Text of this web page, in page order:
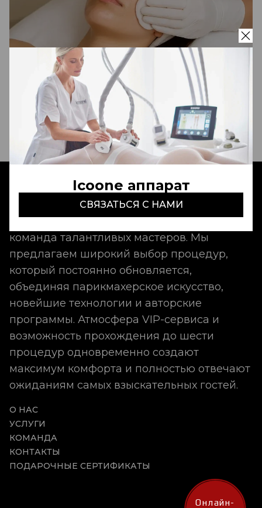
Icoone аппарат
СВЯЗАТЬСЯ С НАМИ
Консультация косметолога-
эстетиста
Бесплатно
Записаться
Aldo Coppola Tashkent - это идеальный
сервис, неповторимая атмосфера и
команда талантливых мастеров. Мы
предлагаем широкий выбор процедур,
который постоянно обновляется,
объединяя парикмахерское искусство,
новейшие технологии и авторские
программы. Атмосфера VIP-сервиса и
возможность прохождения до шести
процедур одновременно создают
максимум комфорта и полностью отвечают
ожиданиям самых взыскательных гостей.
О НАС
УСЛУГИ
КОМАНДА
КОНТАКТЫ
ПОДАРОЧНЫЕ СЕРТИФИКАТЫ
Онлайн-